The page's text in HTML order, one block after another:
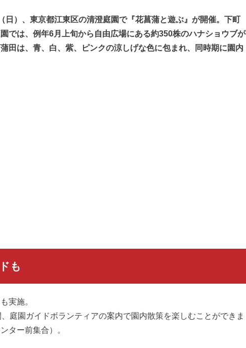
）
、東京都江東区の清澄庭園で『花菖蒲と遊ぶ』が開催。下町
では、例年6月上旬から自由広場にある約350株のハナショウブが
田は、青、白、紫、ピンクの涼しげな色に包まれ、同時期に園内
も
実施。
庭園ガイドボランティアの案内で園内散策を楽しむことができま
ター前集合）。